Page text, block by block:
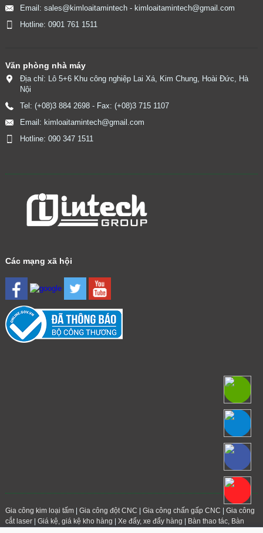
Email: sales@kimloaitamintech - kimloaitamintech@gmail.com
Hotline: 0901 761 1511
Văn phòng nhà máy
Địa chỉ: Lô 5+6 Khu công nghiệp Lai Xá, Kim Chung, Hoài Đức, Hà
Nội
Tel: (+08)3 884 2698 - Fax: (+08)3 715 1107
Email: kimloaitamintech@gmail.com
Hotline: 090 347 1511
Các mạng xã hội
Gia công kim loại tấm| Gia công đột CNC Gia công chấn gấp CNC
Gia công
cắt laser| Giá kệ, giá kệ kho hàng Xe đẩy, xe đẩy hàng
Bàn thao tác, Bàn